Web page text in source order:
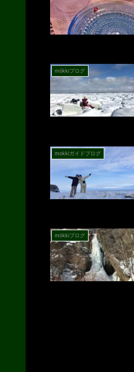
mökkiブログ
mokkiガイドブログ
mökkiブログ